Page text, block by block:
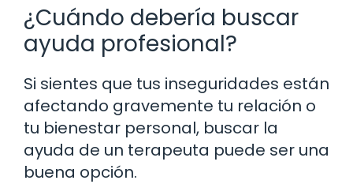
¿Cuándo debería buscar
ayuda profesional?
Si sientes que tus inseguridades están
afectando gravemente tu relación o
tu bienestar personal, buscar la
ayuda de un terapeuta puede ser una
buena opción.